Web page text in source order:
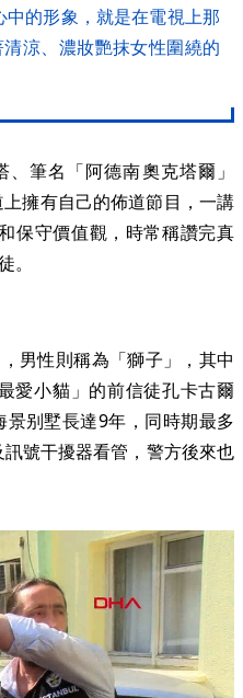
的形象，就是在電視上那
涼、濃妝艷抹女性圍繞的
筆名「阿德南奧克塔爾」
擁有自己的佈道節目，一講
保守價值觀，時常稱讚完真
男性則稱為「獅子」，其中
愛小貓」的前信徒孔卡古爾
景别墅長達9年，同時期最多
號干擾器看管，警方後來也